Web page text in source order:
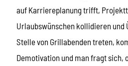
auf Karriereplanung trifft,
Urlaubswünschen kollidieren und
Stelle von Grillabenden treten,
Demotivation und man fragt sich,